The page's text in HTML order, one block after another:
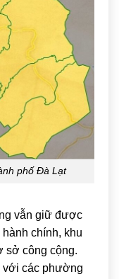
phố Đà Lạt
vẫn giữ được
chính, khu
sở công cộng.
với các phường